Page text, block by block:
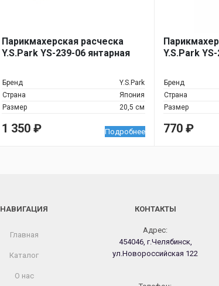
Парикмахерская расческа
Y.S.Park YS-239-06 янтарная
Бренд
Y.S.Park
Страна
Япония
Размер
20,5 см
1 350 ₽ Подробнее
Y.S.Park
Бренд
Страна
Размер
770 ₽
НАВИГАЦИЯ
Главная
Каталог
О нас
КОНТАКТЫ
Адрес:
454046, г.Челябинск,
ул.Новороссийская 122